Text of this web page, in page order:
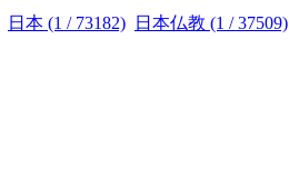
日本 (1 / 73182) 日本仏教 (1 / 37509)